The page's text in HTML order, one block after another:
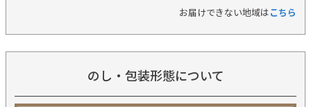
お届けできない地域はこちら
のし・包装形態について